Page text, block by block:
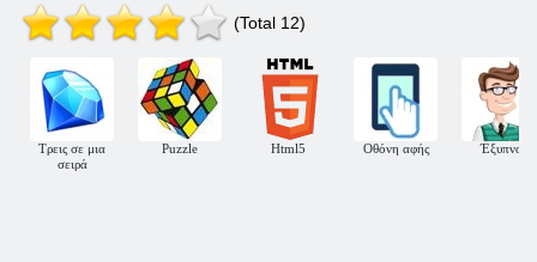
(Total 12)
Τρεις σε μια
σειρά
Puzzle Html5 Οθόνη αφής Έξυπνος